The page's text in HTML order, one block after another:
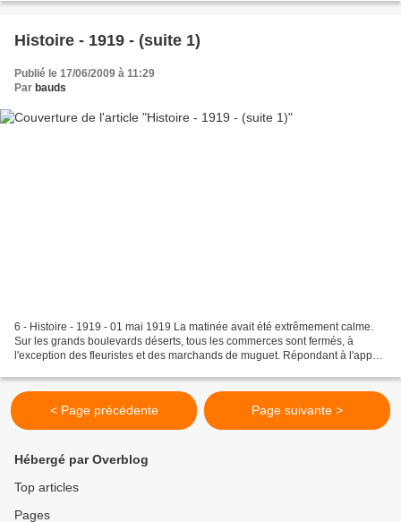
Histoire - 1919 - (suite 1)
Publié le 17/06/2009 à 11:29
Par bauds
6 - Histoire - 1919 - 01 mai 1919 La matinée avait été extrêmement calme.
Sur les grands boulevards déserts, tous les commerces sont fermés, à
l'exception des fleuristes et des marchands de muguet. Répondant à l'appel
< Page précédente Page suivante >
Hébergé par Overblog
Top articles
Pages